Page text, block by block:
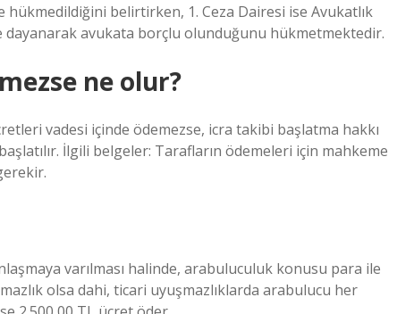
belirtirken, 1. Ceza Dairesi ise Avukatlık
dayanarak avukata borçlu olunduğunu hükmetmektedir.
ne olur?
vadesi içinde ödemezse, icra takibi başlatma hakkı
İlgili belgeler: Tarafların ödemeleri için mahkeme
varılması halinde, arabuluculuk konusu para ile
olsa dahi, ticari uyuşmazlıklarda arabulucu her